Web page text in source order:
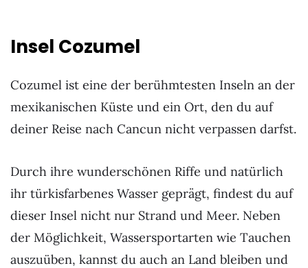
Insel Cozumel
Cozumel ist eine der berühmtesten Inseln an der
mexikanischen Küste und ein Ort, den du auf
deiner Reise nach Cancun nicht verpassen darfst.
Durch ihre wunderschönen Riffe und natürlich
ihr türkisfarbenes Wasser geprägt, findest du auf
dieser Insel nicht nur Strand und Meer. Neben
der Möglichkeit, Wassersportarten wie Tauchen
auszuüben, kannst du auch an Land bleiben und